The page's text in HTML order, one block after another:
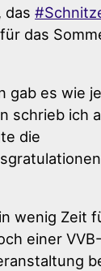
das
das
gab es wie
schrieb ich
die
wenig Zeit
einer VVB-